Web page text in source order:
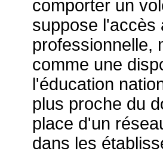
comporter un
suppose l'accès
professionnelle,
comme une
l'éducation
plus proche du
place d'un
dans les